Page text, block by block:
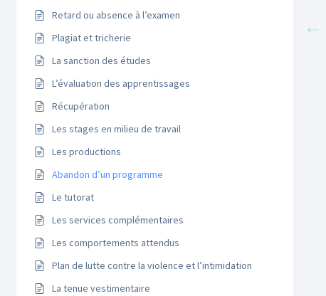
Retard ou absence à l’examen
Plagiat et tricherie
La sanction des études
L’évaluation des apprentissages
Récupération
Les stages en milieu de travail
Les productions
Abandon d’un programme
Le tutorat
Les services complémentaires
Les comportements attendus
Plan de lutte contre la violence et l’intimidation
La tenue vestimentaire